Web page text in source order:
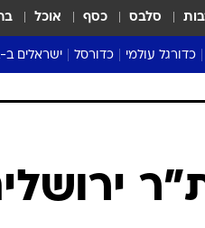
סלבס כסף אוכל
כדורגל עולמי
ליגה גרמנית
ליגה צרפתית
כדורסל
נבחרות ישראל
ישראלים ב-NBA